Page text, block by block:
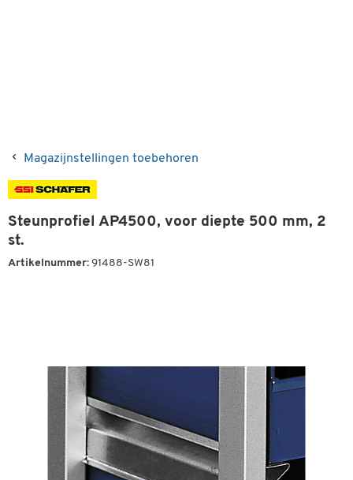
Magazijnstellingen toebehoren
Steunprofiel AP4500, voor diepte 500 mm, 2
st.
Artikelnummer: 91488-SW81